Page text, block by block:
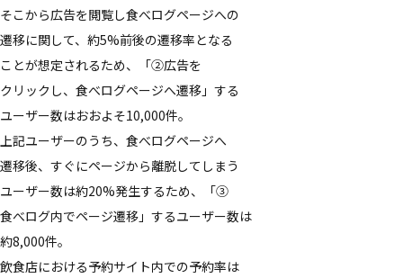
そこから​広告を​閲覧し​食べログページへの​
遷移に​関して、​約5%前後の​遷移率と​なる​
ことが​想定される​ため、​「②広告を​
クリックし、​食べログページへ​遷移」する​
ユーザー数は​おおよそ​10,000件。
上記ユーザーの​うち、​食べログページへ​
遷移後、​すぐに​ページから​離脱してしまう​
ユーザー数は​約20%発生する​ため、​「③​
食べログ内で​ページ遷移」する​ユーザー数は​
約8,000件。
飲食店に​おける​予約サイト内での​予約率は​